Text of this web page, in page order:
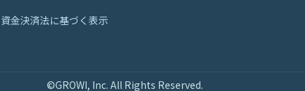
資金決済法に基づく表示
©GROWI, Inc. All Rights Reserved.